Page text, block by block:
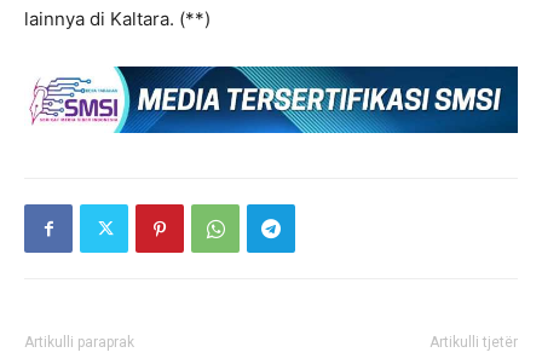
lainnya di Kaltara. (**)
Artikulli paraprak Artikulli tjetër